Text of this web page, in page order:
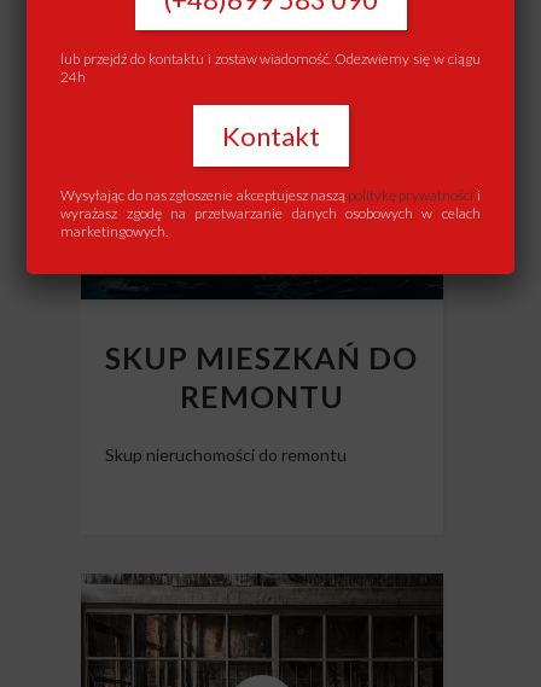
SKUP MIESZKAŃ DO
REMONTU
Skup nieruchomości do remontu
lub przejdź do kontaktu i zostaw wiadomość. Odezwiemy się w ciągu
24h
Kontakt
Wysyłając do nas zgłoszenie akceptujesz naszą politykę prywatności i
wyrażasz zgodę na przetwarzanie danych osobowych w celach
marketingowych.